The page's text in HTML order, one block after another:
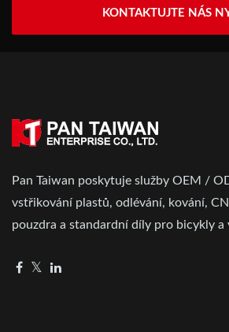
KONTAKTUJTE NÁS
Pan Taiwan poskytuje služby OEM /
vstřikování plastů, odlévání, kování,
pouzdra a standardní díly pro bicykly